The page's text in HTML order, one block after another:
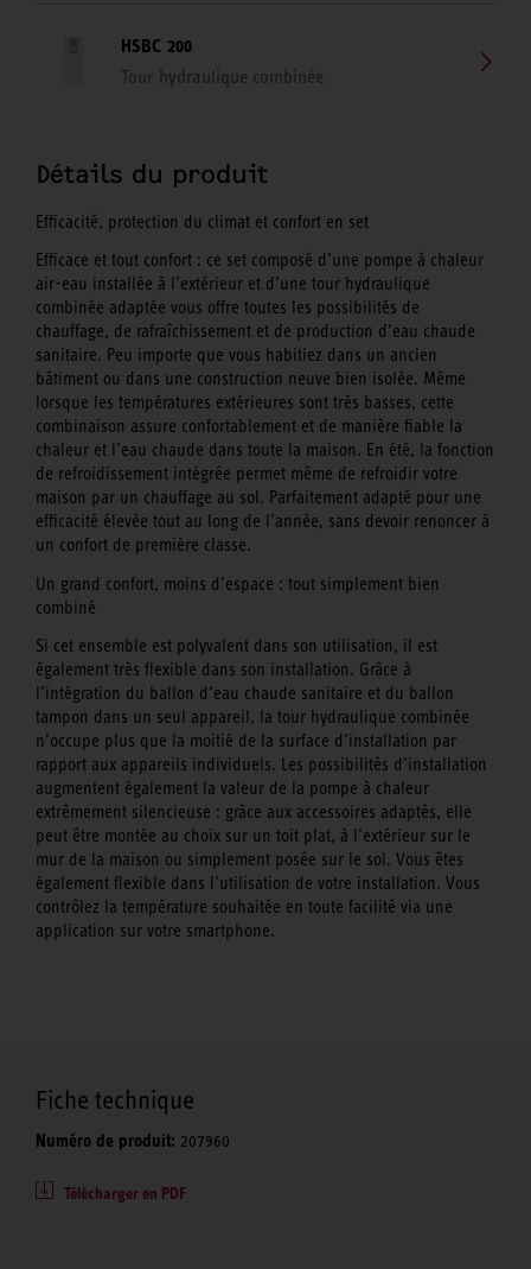
HSBC 200
Tour hydraulique combinée
Détails du produit
Efficacité, protection du climat et confort en set
Efficace et tout confort : ce set composé d’une pompe à chaleur
air-eau installée à l’extérieur et d’une tour hydraulique
combinée adaptée vous offre toutes les possibilités de
chauffage, de rafraîchissement et de production d’eau chaude
sanitaire. Peu importe que vous habitiez dans un ancien
bâtiment ou dans une construction neuve bien isolée. Même
lorsque les températures extérieures sont très basses, cette
combinaison assure confortablement et de manière fiable la
chaleur et l’eau chaude dans toute la maison. En été, la fonction
de refroidissement intégrée permet même de refroidir votre
maison par un chauffage au sol. Parfaitement adapté pour une
efficacité élevée tout au long de l’année, sans devoir renoncer à
un confort de première classe.
Un grand confort, moins d’espace : tout simplement bien
combiné
Si cet ensemble est polyvalent dans son utilisation, il est
également très flexible dans son installation. Grâce à
l’intégration du ballon d’eau chaude sanitaire et du ballon
tampon dans un seul appareil, la tour hydraulique combinée
n’occupe plus que la moitié de la surface d’installation par
rapport aux appareils individuels. Les possibilités d’installation
augmentent également la valeur de la pompe à chaleur
extrêmement silencieuse : grâce aux accessoires adaptés, elle
peut être montée au choix sur un toit plat, à l’extérieur sur le
mur de la maison ou simplement posée sur le sol. Vous êtes
également flexible dans l’utilisation de votre installation. Vous
contrôlez la température souhaitée en toute facilité via une
application sur votre smartphone.
Fiche technique
Numéro de produit: 207960
Télécharger en PDF